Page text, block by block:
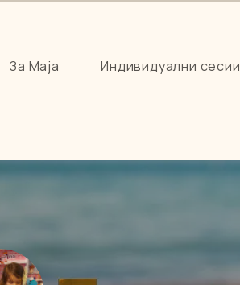
За Маја Индивидуални сесии